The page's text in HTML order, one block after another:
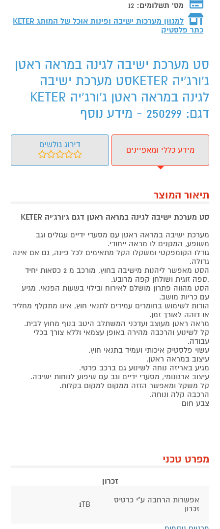
מס' תשלומים: 12
למגוון מערכות ישיבה ופינות אוכל של המותג KETER
כתר פלסטיק
סט מערכת ישיבה לגינה במראה ראטן
ג'ורג'יה KETERסט מערכת ישיבה
לגינה במראה ראטן ג'ורג'יה KETER
דגם: 250299 - מידע נוסף
מידע כללי ומאפיינים
דירוג גולשים
תיאור המוצר
סט מערכת ישיבה לגינה במראה ראטן דגם ג'ורג'יה KETER
מערכת ישיבה במראה ראטן עם מסעדי ידיים עגולים וגב
משופע, המקנים לו מראה ייחודי.
גודלו הקומפקטי ומשקלו הקל מתאימים לכל פינה, גם אם אינה
גדולה.
הסט מאפשר ליהנות מישיבה בחוץ, מורכב מ 2 כסאות יחיד
,ספה זוגית ושולחן קפה מרובע.
הסט מהווה פתרון מושלם לאירוח ובילוי בשעות הפנאי, מגיע
עם כריות מושב.
הודות לשימוש בחומרים עמידים לתנאי חוץ, אינו מתקלף מחליד
או דוהה לאורך זמן.
מראה ראטן מעוצב ועדכני המשתלב היטב בנוף מחוץ לבית.
קל לשינוע והרכבה מהירה באופן עצמאי וללא צורך בכלי
עבודה.
עשוי פלסטיק איכותי ועמיד בתנאי חוץ.
עיצוב במראה ראטן.
מגיע באריזה נוחה לשינוע גם ברכב פרטי.
עיצוב ארגונומי, מסעדי ידיים וגב עם שיפוע לנוחות ישיבה.
קל משקל ומאפשר הזזה ממקום למקום בקלות.
הרכבה קלה ונוחה.
צבע חום
מפרט טכני
זכרון
אפשרות הרחבה ע"י כרטיס
זכרון
1TB